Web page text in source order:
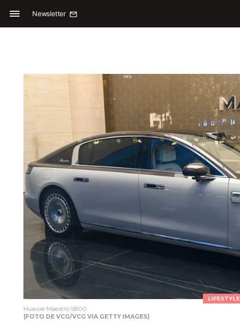
Newsletter
LIFESTYLE
Huawei Maextro S800
(FOTO DE VCG/VCG VIA GETTY IMAGES)